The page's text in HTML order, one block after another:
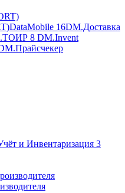
DataMobile 16DM.Доставка
8 DM.Invent
и Инвентаризация 3